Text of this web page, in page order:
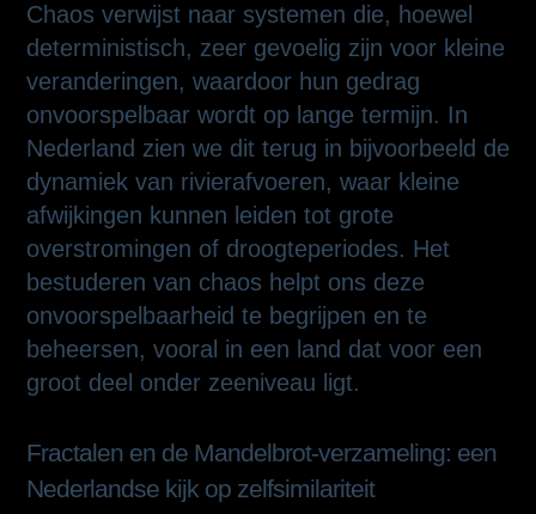
Chaos verwijst naar systemen die, hoewel
deterministisch, zeer gevoelig zijn voor kleine
veranderingen, waardoor hun gedrag
onvoorspelbaar wordt op lange termijn. In
Nederland zien we dit terug in bijvoorbeeld de
dynamiek van rivierafvoeren, waar kleine
afwijkingen kunnen leiden tot grote
overstromingen of droogteperiodes. Het
bestuderen van chaos helpt ons deze
onvoorspelbaarheid te begrijpen en te
beheersen, vooral in een land dat voor een
groot deel onder zeeniveau ligt.
Fractalen en de Mandelbrot-verzameling: een
Nederlandse kijk op zelfsimilariteit